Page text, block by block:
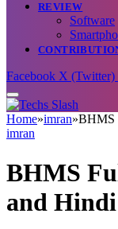
REVIEW
Software
Facebook X (Twitter)
Home»imran»BHMS
imran
BHMS
and Hindi